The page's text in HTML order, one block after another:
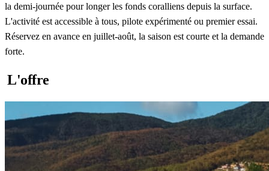
la demi-journée pour longer les fonds coralliens depuis la surface.
L'activité est accessible à tous, pilote expérimenté ou premier essai.
Réservez en avance en juillet-août, la saison est courte et la demande
forte.
L'offre